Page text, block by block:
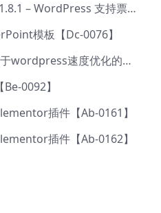
Fluent Support Pro v1.8.1 – WordPress 支持票务系统【Cc-0041】
模板【Dc-0076】
WP Rocket v3.10.8-用于wordpress速度优化的缓存加速插件【Cd-0019】
0092】
插件【Ab-0161】
插件【Ab-0162】